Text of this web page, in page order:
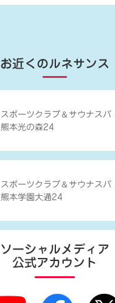
お近くのルネサンス
スポーツクラブ ＆ サウナスパ
熊本光の森24
スポーツクラブ ＆ サウナスパ
熊本学園大通24
ソーシャルメディア
公式アカウント